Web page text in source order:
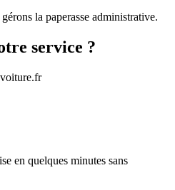
la paperasse administrative.
service ?
en quelques minutes sans